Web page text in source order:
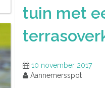
tuin met
10 november 2017
Aannemersspot